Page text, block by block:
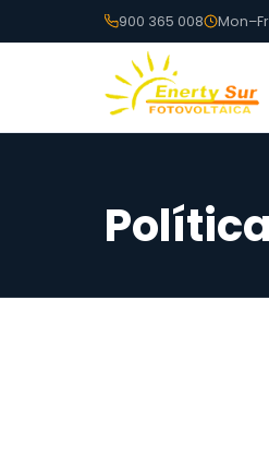
900 365 008